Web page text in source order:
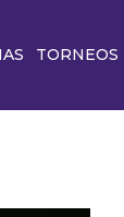
TORNEOS